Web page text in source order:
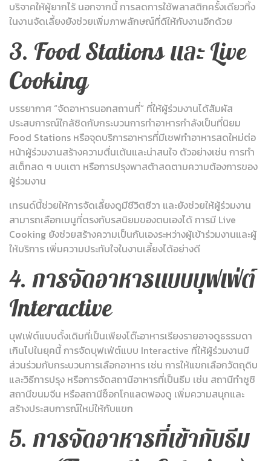
บริจาคให้ผู้ยากไร้ นอกจากนี้ การลดการใช้พลาสติกครั้งเดียวทิ้ง
ในงานจัดเลี้ยงยังช่วยเพิ่มภาพลักษณ์ที่ดีให้กับงานอีกด้วย
3. Food Stations และ Live
Cooking
บรรยากาศ “จัดอาหารนอกสถานที่” ที่ให้ผู้ร่วมงานได้สัมผัส
ประสบการณ์ใกล้ชิดกับกระบวนการทำอาหารกำลังเป็นที่นิยม
Food Stations หรือจุดบริการอาหารที่มีเชฟทำอาหารสดใหม่ต่อ
หน้าผู้ร่วมงานสร้างความตื่นเต้นและน่าสนใจ ตัวอย่างเช่น การทำ
สเต็กสด ๆ บนเตา หรือการปรุงพาสต้าสดตามความต้องการของ
ผู้ร่วมงาน
เทรนด์นี้ช่วยให้การจัดเลี้ยงดูมีชีวิตชีวา และยังช่วยให้ผู้ร่วมงาน
สามารถเลือกเมนูที่ตรงกับรสนิยมของตนเองได้ การมี Live
Cooking ยังช่วยสร้างความเป็นกันเองระหว่างผู้เข้าร่วมงานและผู้
ให้บริการ เพิ่มความประทับใจในงานเลี้ยงได้อย่างดี
4. การจัดอาหารแบบบุฟเฟ่ต์
Interactive
บุฟเฟ่ต์แบบดั้งเดิมที่เป็นเพียงโต๊ะอาหารเรียงรายอาจดูธรรมดา
เกินไปในยุคนี้ การจัดบุฟเฟ่ต์แบบ Interactive ที่ให้ผู้ร่วมงานมี
ส่วนร่วมกับกระบวนการเลือกอาหาร เช่น การให้แขกเลือกวัตถุดิบ
และวิธีการปรุง หรือการจัดสถานีอาหารที่เป็นธีม เช่น สถานีทำซูชิ
สถานีขนมจีน หรือสถานีช็อกโกแลตฟองดู เพิ่มความสนุกและ
สร้างประสบการณ์ใหม่ให้กับแขก
5. การจัดอาหารที่เข้ากับธีม